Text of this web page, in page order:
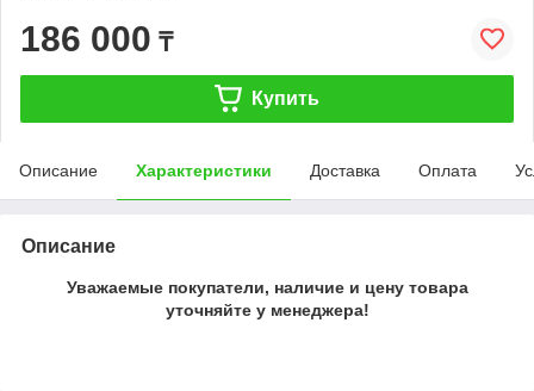
186 000 ₸
Купить
Описание Характеристики Доставка Оплата
Описание
Уважаемые покупатели, наличие и цену товара
уточняйте у менеджера!